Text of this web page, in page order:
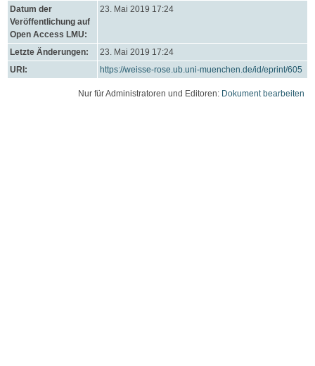
Datum der
Veröffentlichung auf
Open Access LMU:
23. Mai 2019 17:24
Letzte Änderungen:
23. Mai 2019 17:24
URI:
https://weisse-rose.ub.uni-muenchen.de/id/eprint/605
Nur für Administratoren und Editoren: Dokument bearbeiten